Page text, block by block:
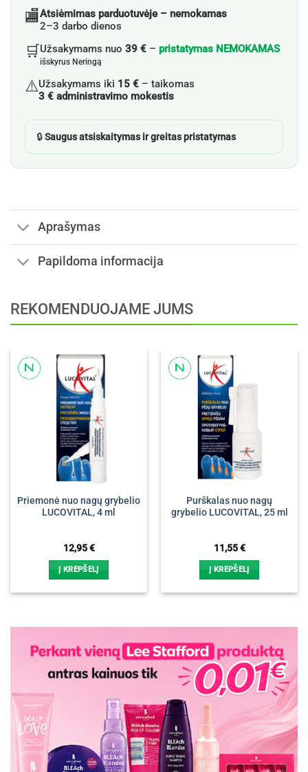
🏬Atsiėmimas parduotuvėje – nemokamas
2–3 darbo dienos
🛒Užsakymams nuo 39 € – pristatymas NEMOKAMAS
išskyrus Neringą
⚠️Užsakymams iki 15 € – taikomas
3 € administravimo mokestis
🔒Saugus atsiskaitymas ir greitas pristatymas
Aprašymas
Papildoma informacija
REKOMENDUOJAME JUMS
Priemonė nuo nagų grybelio
LUCOVITAL, 4 ml
12,95€
Į KREPŠELĮ
Purškalas nuo nagų
grybelio LUCOVITAL, 25 ml
11,55€
Į KREPŠELĮ